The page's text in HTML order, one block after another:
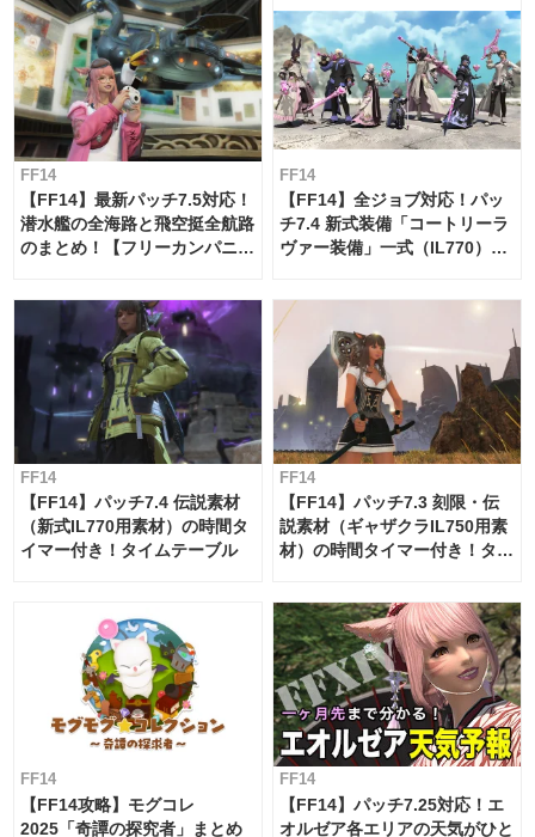
FF14
【FF14】最新パッチ7.5対応！
潜水艦の全海路と飛空挺全航路
のまとめ！【フリーカンパニ
FF14
【FF14】全ジョブ対応！パッ
チ7.4 新式装備「コートリーラ
ヴァー装備」一式（IL770）の
FF14
【FF14】パッチ7.4 伝説素材
（新式IL770用素材）の時間タ
イマー付き！タイムテーブル
FF14
【FF14】パッチ7.3 刻限・伝
説素材（ギャザクラIL750用素
材）の時間タイマー付き！タイ
FF14
【FF14攻略】モグコレ
2025「奇譚の探究者」まとめ
FF14
【FF14】パッチ7.25対応！エ
オルゼア各エリアの天気がひと